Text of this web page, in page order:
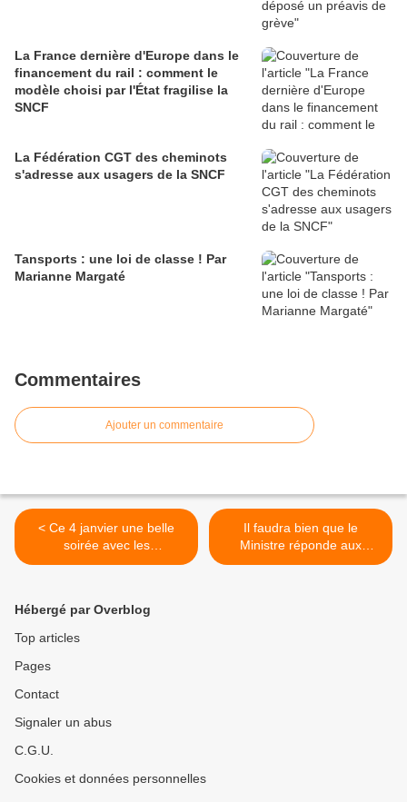
La France dernière d'Europe dans le
financement du rail : comment le
modèle choisi par l'État fragilise la
SNCF
La Fédération CGT des cheminots
s'adresse aux usagers de la SNCF
Tansports : une loi de classe ! Par
Marianne Margaté
Commentaires
Ajouter un commentaire
< Ce 4 janvier une belle
soirée avec les
communistes vaudais
Il faudra bien que le
Ministre réponde aux
revendications des agent.es
Hébergé par Overblog
Top articles
Pages
Contact
Signaler un abus
C.G.U.
Cookies et données personnelles